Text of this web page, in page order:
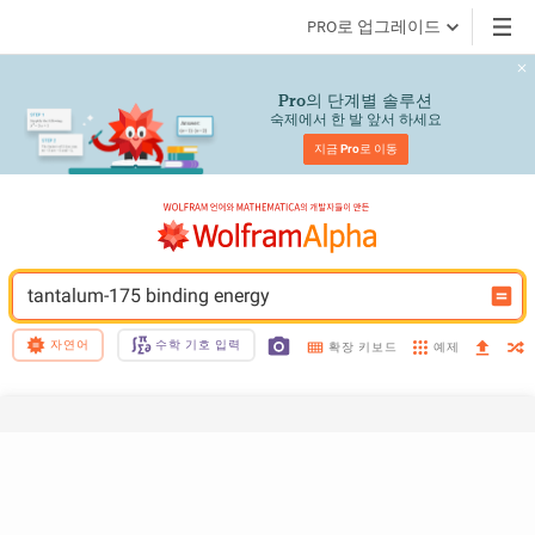
PRO로 업그레이드
Pro의 단계별 솔루션
숙제에서 한 발 앞서 하세요
지금 Pro로 이동
tantalum-175 binding energy
자연어 수학 기호 입력 확장 키보드 예제